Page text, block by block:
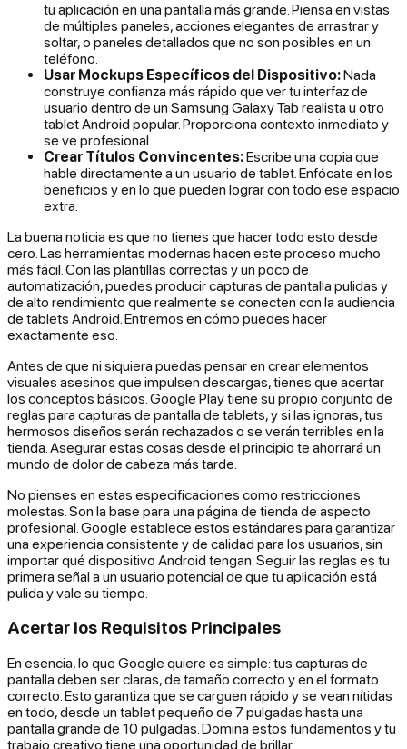
tu aplicación en una pantalla más grande. Piensa en vistas
de múltiples paneles, acciones elegantes de arrastrar y
soltar, o paneles detallados que no son posibles en un
teléfono.
Usar Mockups Específicos del Dispositivo:Nada
construye confianza más rápido que ver tu interfaz de
usuario dentro de un Samsung Galaxy Tab realista u otro
tablet Android popular. Proporciona contexto inmediato y
se ve profesional.
Crear Títulos Convincentes:Escribe una copia que
hable directamente a un usuario de tablet. Enfócate en los
beneficios y en lo que pueden lograr con todo ese espacio
extra.
La buena noticia es que no tienes que hacer todo esto desde
cero. Las herramientas modernas hacen este proceso mucho
más fácil. Con las plantillas correctas y un poco de
automatización, puedes producir capturas de pantalla pulidas y
de alto rendimiento que realmente se conecten con la audiencia
de tablets Android. Entremos en cómo puedes hacer
exactamente eso.
Antes de que ni siquiera puedas pensar en crear elementos
visuales asesinos que impulsen descargas, tienes que acertar
los conceptos básicos. Google Play tiene su propio conjunto de
reglas para capturas de pantalla de tablets, y si las ignoras, tus
hermosos diseños serán rechazados o se verán terribles en la
tienda. Asegurar estas cosas desde el principio te ahorrará un
mundo de dolor de cabeza más tarde.
No pienses en estas especificaciones como restricciones
molestas. Son la base para una página de tienda de aspecto
profesional. Google establece estos estándares para garantizar
una experiencia consistente y de calidad para los usuarios, sin
importar qué dispositivo Android tengan. Seguir las reglas es tu
primera señal a un usuario potencial de que tu aplicación está
pulida y vale su tiempo.
Acertar los Requisitos Principales
En esencia, lo que Google quiere es simple: tus capturas de
pantalla deben ser claras, de tamaño correcto y en el formato
correcto. Esto garantiza que se carguen rápido y se vean nítidas
en todo, desde un tablet pequeño de 7 pulgadas hasta una
pantalla grande de 10 pulgadas. Domina estos fundamentos y tu
trabajo creativo tiene una oportunidad de brillar.